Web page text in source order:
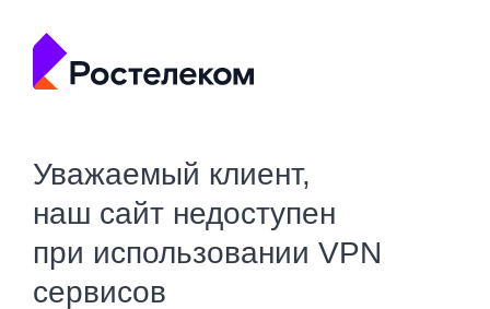
Уважаемый клиент,
наш сайт недоступен
при использовании VPN
сервисов